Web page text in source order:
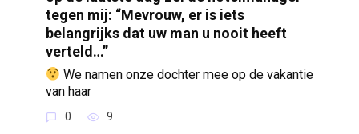
tegen mij: “Mevrouw, er is iets
belangrijks dat uw man u nooit heeft
verteld…”
We namen onze dochter mee op de vakantie
van haar
0 9